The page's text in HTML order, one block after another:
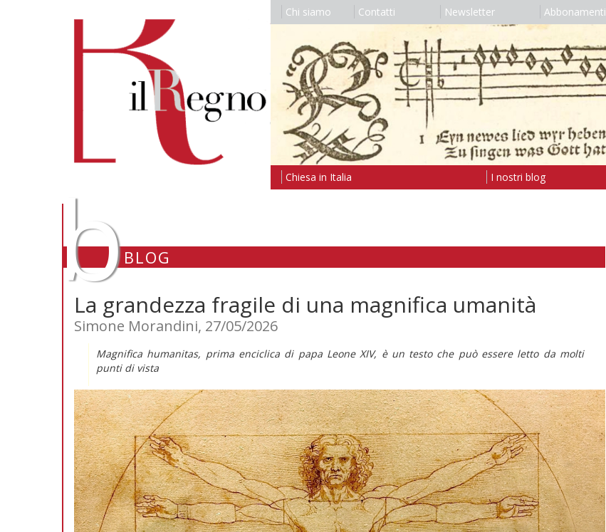
Chi siamo Contatti Newsletter Abbonamenti
Chiesa in Italia I nostri blog
bBLOG
La grandezza fragile di una magnifica umanità
Simone Morandini, 27/05/2026
Magnifica humanitas, prima enciclica di papa Leone XIV, è un testo che può essere letto da molti
punti di vista